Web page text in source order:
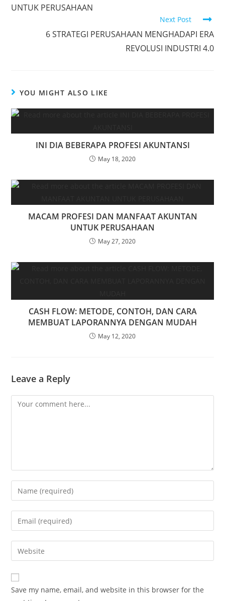
UNTUK PERUSAHAAN
Next Post
6 STRATEGI PERUSAHAAN MENGHADAPI ERA
REVOLUSI INDUSTRI 4.0
YOU MIGHT ALSO LIKE
INI DIA BEBERAPA PROFESI AKUNTANSI
May 18, 2020
MACAM PROFESI DAN MANFAAT AKUNTAN
UNTUK PERUSAHAAN
May 27, 2020
CASH FLOW: METODE, CONTOH, DAN CARA
MEMBUAT LAPORANNYA DENGAN MUDAH
May 12, 2020
Leave a Reply
Save my name, email, and website in this browser for the